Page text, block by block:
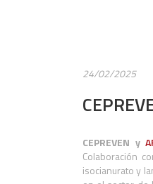
24/02/2025
CEPREVEN y
Colaboración
isocianurato y